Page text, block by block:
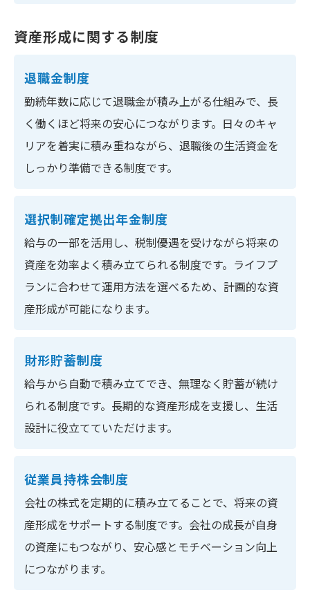
資産形成に関する制度
退職金制度
勤続年数に応じて退職金が積み上がる仕組みで、長
く働くほど将来の安心につながります。日々のキャ
リアを着実に積み重ねながら、退職後の生活資金を
しっかり準備できる制度です。
選択制確定拠出年金制度
給与の一部を活用し、税制優遇を受けながら将来の
資産を効率よく積み立てられる制度です。ライフプ
ランに合わせて運用方法を選べるため、計画的な資
産形成が可能になります。
財形貯蓄制度
給与から自動で積み立てでき、無理なく貯蓄が続け
られる制度です。長期的な資産形成を支援し、生活
設計に役立てていただけます。
従業員持株会制度
会社の株式を定期的に積み立てることで、将来の資
産形成をサポートする制度です。会社の成長が自身
の資産にもつながり、安心感とモチベーション向上
につながります。